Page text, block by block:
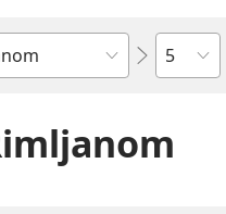
Poglavje